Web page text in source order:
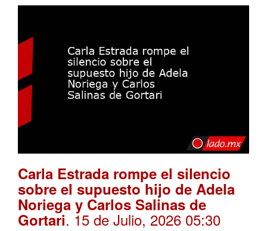
Carla Estrada rompe el silencio
sobre el supuesto hijo de Adela
Noriega y Carlos Salinas de
Gortari. 15 de Julio, 2026 05:30